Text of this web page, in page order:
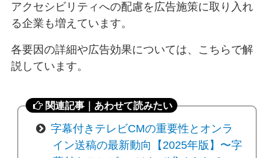
アクセシビリティへの配慮を広告施策に取り入れ
る企業も増えています。
各要因の詳細や広告効果については、こちらで解
説しています。
関連記事｜あわせて読みたい
字幕付きテレビCMの重要性とオンラ
イン送稿の最新動向【2025年版】〜字